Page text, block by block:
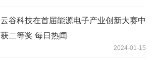
云谷科技在首届能源电子产业创新大赛中
获二等奖 每日热闻
2024-01-15